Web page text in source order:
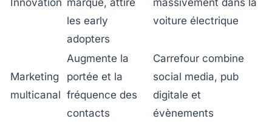
les early
adopters
voiture électrique
Marketing
multicanal
Augmente la
portée et la
fréquence des
contacts
Carrefour combine
social media, pub
digitale et
évènements